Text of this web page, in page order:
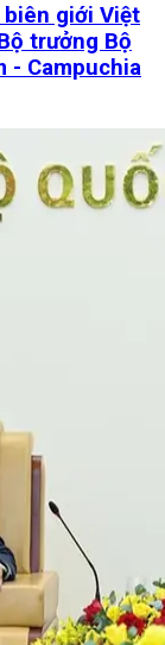
giới Việt
trưởng Bộ
- Campuchia